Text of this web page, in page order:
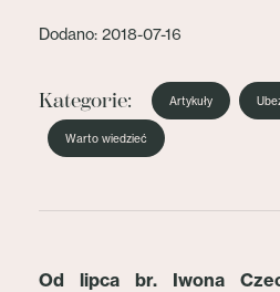
Dodano: 2018-07-16
Kategorie: Artykuły
Warto wiedzieć
Od lipca br. Iwona